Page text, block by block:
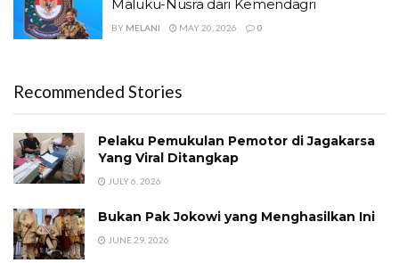
Maluku-Nusra dari Kemendagri
BY MELANI MAY 20, 2026 0
Recommended Stories
Pelaku Pemukulan Pemotor di Jagakarsa
Yang Viral Ditangkap
JULY 6, 2026
Bukan Pak Jokowi yang Menghasilkan Ini
JUNE 29, 2026